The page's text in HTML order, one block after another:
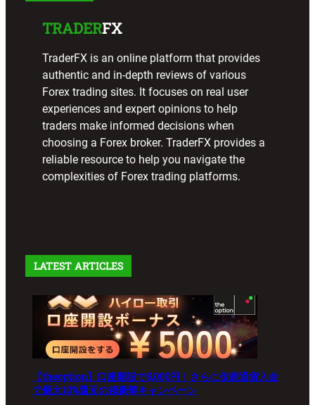
TRADERFX
TraderFX is an online platform that provides
authentic and in-depth reviews of various
Forex trading sites. It focuses on real user
experiences and expert opinions to help
traders make informed decisions when
choosing a Forex broker. TraderFX provides a
reliable resource to help you navigate the
complexities of Forex trading platforms.
LATEST ARTICLES
【theoption】口座開設で5,000円！さらに仮想通貨入金
で最大10%還元の超豪華キャンペーン